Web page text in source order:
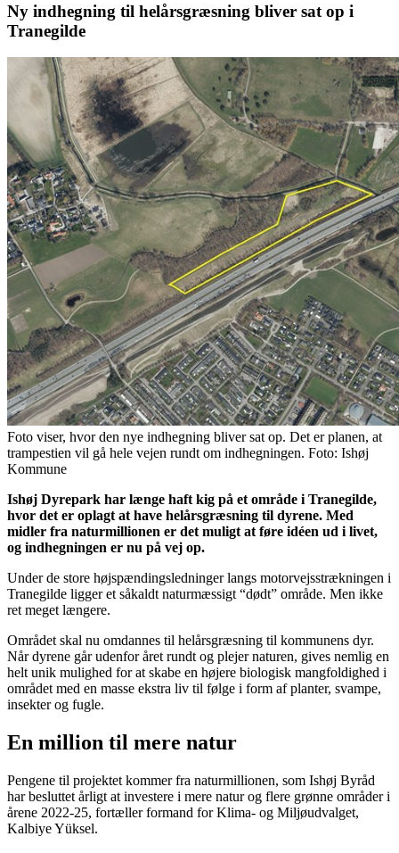
Ny indhegning til helårsgræsning bliver sat op i
Tranegilde
Foto viser, hvor den nye indhegning bliver sat op. Det er planen, at
trampestien vil gå hele vejen rundt om indhegningen. Foto: Ishøj
Kommune
Ishøj Dyrepark har længe haft kig på et område i Tranegilde,
hvor det er oplagt at have helårsgræsning til dyrene. Med
midler fra naturmillionen er det muligt at føre idéen ud i livet,
og indhegningen er nu på vej op.
Under de store højspændingsledninger langs motorvejsstrækningen i
Tranegilde ligger et såkaldt naturmæssigt “dødt” område. Men ikke
ret meget længere.
Området skal nu omdannes til helårsgræsning til kommunens dyr.
Når dyrene går udenfor året rundt og plejer naturen, gives nemlig en
helt unik mulighed for at skabe en højere biologisk mangfoldighed i
området med en masse ekstra liv til følge i form af planter, svampe,
insekter og fugle.
En million til mere natur
Pengene til projektet kommer fra naturmillionen, som Ishøj Byråd
har besluttet årligt at investere i mere natur og flere grønne områder i
årene 2022-25, fortæller formand for Klima- og Miljøudvalget,
Kalbiye Yüksel.